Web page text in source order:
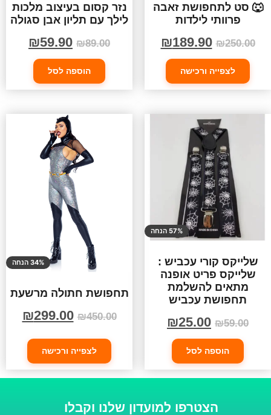
🐺 סט לתחפושת זאבה
פרוותי לילדות
₪250.00
₪189.90
לצפייה ורכישה
נזר קסום בעיצוב מלכות
לילך עם תליון אבן סגולה
₪89.00
₪59.90
הוספה לסל
57% הנחה
שלייקס קורי עכביש :
שלייקס פריט אופנה
מתאים להשלמת
תחפושת עכביש
₪59.00
₪25.00
הוספה לסל
34% הנחה
תחפושת חתולה מרשעת
₪450.00
₪299.00
לצפייה ורכישה
הצטרפו למועדון שלנו וקבלו